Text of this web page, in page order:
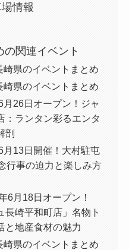
情報
関連イベント
崎県のイベントまとめ
崎県のイベントまとめ
月26日オープン！ジャ
：ランタン彩るエンタ
剖
月13日開催！大村駐屯
行事の迫力と楽しみ方
6月18日オープン！
長崎平和町店」名物ト
と地産食材の魅力
崎県のイベントまとめ